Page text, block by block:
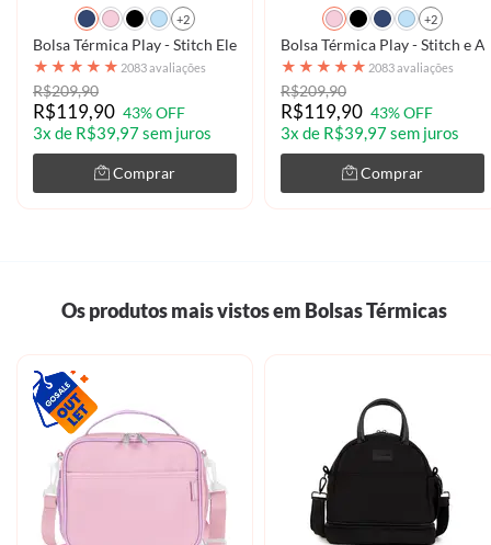
+2
Bolsa Térmica Play - Stitch Elegant Flower
★ ★ ★ ★ ★ 2083 avaliações
R$209,90
R$119,90 43% OFF
3x de R$39,97 sem juros
Comprar
+2
Bolsa Térmica Play -
★ ★ ★ ★ ★ 2083 avaliações
R$209,90
R$119,90 43% OFF
3x de R$39,97 sem juros
Comprar
Os produtos mais vistos em Bolsas Térmicas